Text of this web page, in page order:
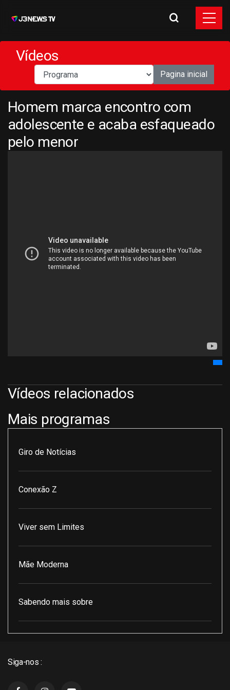
Vídeos
Pagina inicial
Homem marca encontro com
adolescente e acaba esfaqueado
pelo menor
Vídeos relacionados
Mais programas
Giro de Notícias
Conexão Z
Viver sem Limites
Mãe Moderna
Sabendo mais sobre
Siga-nos :